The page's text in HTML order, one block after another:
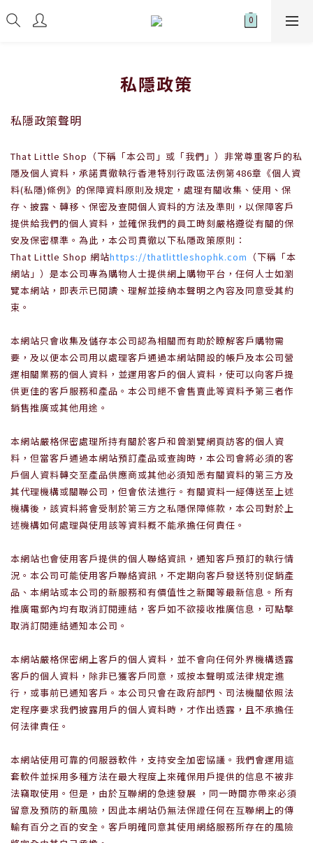
私隱政策
私隱政策聲明
That Little Shop （下稱「本公司」或「我們」）非常尊重客戶的私
隱及個人資料，承諾貫徹執行香港特別行政區法例第486章《個人資
料(私隱)條例》的保障資料原則及規定，處理有關收集、使用、保
存、披露、轉移、保密及查閱個人資料的方法及準則，以保障客戶
提供給我們的個人資料，並確保我們的員工時刻嚴格遵從有關的保
安及保密標準。為此，本公司貫徹以下私隱政策原則：
That Little Shop 網站https://thatlittleshophk.com （下稱「本
網站」）是本公司專為購物人士提供網上購物平台，任何人士如瀏
覽本網站，即表示已閱讀、理解並接納本聲明之內容及同意受其約
束。
本網站只會收集及儲存本公司認為相關而有助於瞭解客戶購物需
要，及以便本公司用以處理客戶通過本網站開設的帳戶及本公司營
運相關業務的個人資料，並運用客戶的個人資料，使可以向客戶提
供更佳的客戶服務和產品。本公司絕不會售賣此等資料予第三者作
銷售推廣或其他用途。
本網站嚴格保密處理所持有關於客戶和曾瀏覽網頁訪客的個人資
料，但當客戶通過本網站預訂產品或查詢時，本公司會將必須的客
戶個人資料轉交至產品供應商或其他必須知悉有關資料的第三方及
其代理機構或關聯公司，但會依法進行。有關資料一經傳送至上述
機構後，該資料將會受制於第三方之私隱保障條款，本公司對於上
述機構如何處理與使用該等資料概不能承擔任何責任。
本網站也會使用客戶提供的個人聯絡資訊，通知客戶預訂的執行情
況。本公司可能使用客戶聯絡資訊，不定期向客戶發送特別促銷產
品、本網站或本公司的新服務和有價值性之新聞等最新信息。所有
推廣電郵內均有取消訂閱連結，客戶如不欲接收推廣信息，可點擊
取消訂閱連結通知本公司。
本網站嚴格保密網上客戶的個人資料，並不會向任何外界機構透露
客戶的個人資料，除非已獲客戶同意，或按本聲明或法律規定進
行，或事前已通知客戶。本公司只會在政府部門、司法機關依照法
定程序要求我們披露用戶的個人資料時，才作出透露，且不承擔任
何法律責任。
本網站使用可靠的伺服器軟件，支持安全加密協議。我們會運用這
套軟件並採用多種方法在最大程度上來確保用戶提供的信息不被非
法竊取使用。但是，由於互聯網的急速發展 ，同一時間亦帶來必須
留意及預防的新風險，因此本網站仍無法保證任何在互聯網上的傳
輸有百分之百的安全。客戶明確同意其使用網絡服務所存在的風險